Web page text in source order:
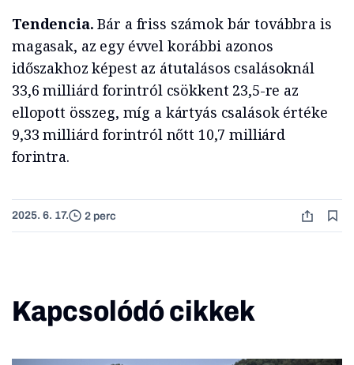
Tendencia. Bár a friss számok bár továbbra is
magasak, az egy évvel korábbi azonos
időszakhoz képest az átutalásos csalásoknál
33,6 milliárd forintról csökkent 23,5-re az
ellopott összeg, míg a kártyás csalások értéke
9,33 milliárd forintról nőtt 10,7 milliárd
forintra.
2025. 6. 17. 2 perc
Kapcsolódó cikkek